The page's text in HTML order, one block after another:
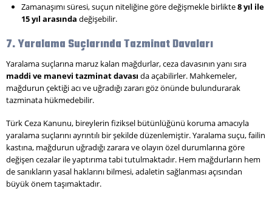
Zamanaşımı süresi, suçun niteliğine göre değişmekle birlikte8 yıl ile
15 yıl arasında değişebilir.
7. Yaralama Suçlarında Tazminat Davaları
Yaralama suçlarına maruz kalan mağdurlar, ceza davasının yanı sıra
maddi ve manevi tazminat davası da açabilirler. Mahkemeler,
mağdurun çektiği acı ve uğradığı zararı göz önünde bulundurarak
tazminata hükmedebilir.
Türk Ceza Kanunu, bireylerin fiziksel bütünlüğünü koruma amacıyla
yaralama suçlarını ayrıntılı bir şekilde düzenlemiştir. Yaralama suçu, failin
kastına, mağdurun uğradığı zarara ve olayın özel durumlarına göre
değişen cezalar ile yaptırıma tabi tutulmaktadır. Hem mağdurların hem
de sanıkların yasal haklarını bilmesi, adaletin sağlanması açısından
büyük önem taşımaktadır.